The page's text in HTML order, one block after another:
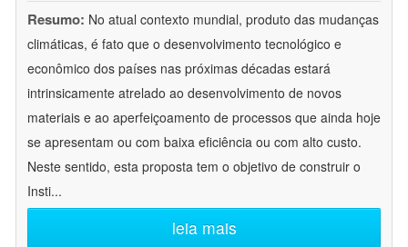
Resumo: No atual contexto mundial, produto das mudanças
climáticas, é fato que o desenvolvimento tecnológico e
econômico dos países nas próximas décadas estará
intrinsicamente atrelado ao desenvolvimento de novos
materiais e ao aperfeiçoamento de processos que ainda hoje
se apresentam ou com baixa eficiência ou com alto custo.
Neste sentido, esta proposta tem o objetivo de construir o
Insti...
leia mais